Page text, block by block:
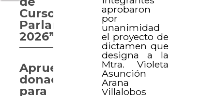
aprobaron
por
unanimidad
el proyecto de
dictamen que
designa a la
Mtra. Violeta
Asunción
Arana
Villalobos
Curso
Parlamentario
2026”
Aprueban
donaciones
para